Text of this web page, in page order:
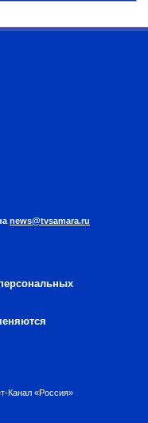
news@tvsamara.ru
Канал «Россия»